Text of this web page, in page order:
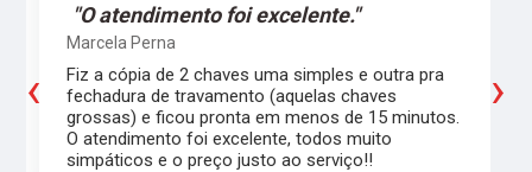
"O atendimento foi excelente."
Marcela Perna
Fiz a cópia de 2 chaves uma simples e outra pra
fechadura de travamento (aquelas chaves
grossas) e ficou pronta em menos de 15 minutos.
O atendimento foi excelente, todos muito
simpáticos e o preço justo ao serviço!!
‹ ›